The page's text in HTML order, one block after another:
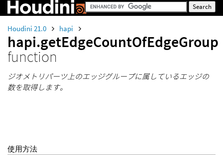
Houdini 21.0 hapi
hapi.getEdgeCountOfEdgeGroup
function
ジオメトリパーツ上のエッジグループに属しているエッジの
数を取得します。
使用方法